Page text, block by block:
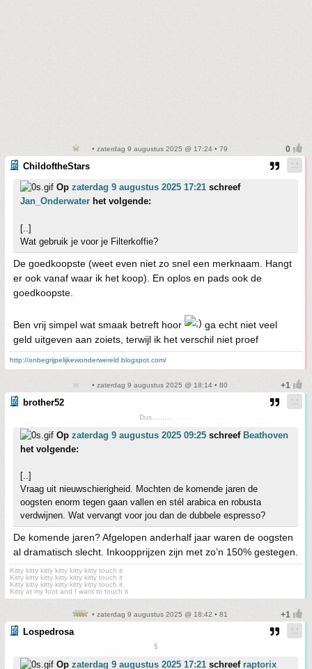
• zaterdag 9 augustus 2025 @ 17:24 • 79
ChildoftheStars
Op zaterdag 9 augustus 2025 17:21 schreef
Jan_Onderwater het volgende:
[..]
Wat gebruik je voor je Filterkoffie?
De goedkoopste (weet even niet zo snel een merknaam. Hangt
er ook vanaf waar ik het koop). En oplos en pads ook de
goedkoopste.
Ben vrij simpel wat smaak betreft hoor
ga echt niet veel
geld uitgeven aan zoiets, terwijl ik het verschil niet proef
http://onbegrijpelijkewonderwereld.blogspot.com/
• zaterdag 9 augustus 2025 @ 18:14 • 80
brother52
Dus..........
Op zaterdag 9 augustus 2025 09:25 schreef Beathoven
het volgende:
[..]
Vraag uit nieuwschierigheid. Mochten de komende jaren de
oogsten enorm tegen gaan vallen en stél arabica en robusta
verdwijnen. Wat vervangt voor jou dan de dubbele espresso?
De komende jaren? Afgelopen anderhalf jaar waren de oogsten
al dramatisch slecht. Inkoopprijzen zijn met zo’n 150% gestegen.
Kitty kitty kitty kitty kitty kitty touch it
Kitty kitty kitty kitty kitty kitty touch it
Kitty kitty kitty kitty kitty kitty touch it
Kitty at my foot and I want to touch it
• zaterdag 9 augustus 2025 @ 18:42 • 81
Lospedrosa
$
Op zaterdag 9 augustus 2025 17:21 schreef raptorix